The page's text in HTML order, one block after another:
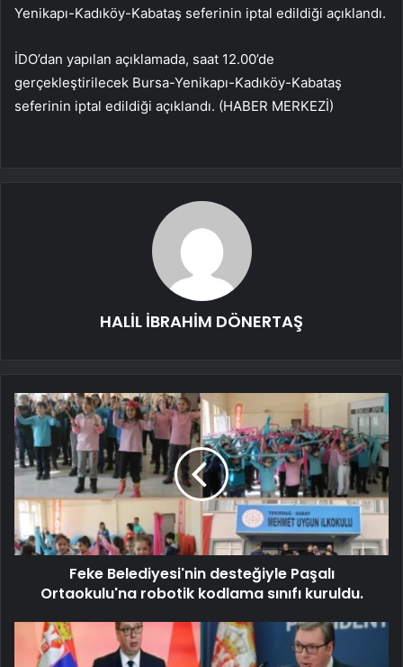
Yenikapı-Kadıköy-Kabataş seferinin iptal edildiği açıklandı.
İDO’dan yapılan açıklamada, saat 12.00’de
gerçekleştirilecek Bursa-Yenikapı-Kadıköy-Kabataş
seferinin iptal edildiği açıklandı. (HABER MERKEZİ)
HALİL İBRAHİM DÖNERTAŞ
Feke Belediyesi'nin desteğiyle Paşalı
Ortaokulu'na robotik kodlama sınıfı kuruldu.